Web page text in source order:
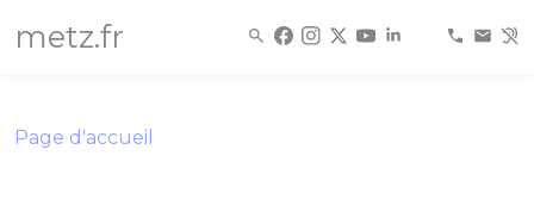
metz.fr
Page d'accueil